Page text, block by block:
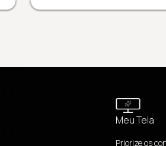
Meu Tela
Priorize os